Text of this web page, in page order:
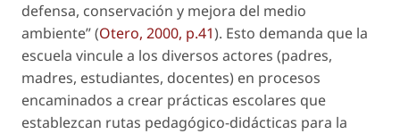
defensa, conservación y mejora del medio
ambiente” (Otero, 2000, p.41). Esto demanda que la
escuela vincule a los diversos actores (padres,
madres, estudiantes, docentes) en procesos
encaminados a crear prácticas escolares que
establezcan rutas pedagógico-didácticas para la